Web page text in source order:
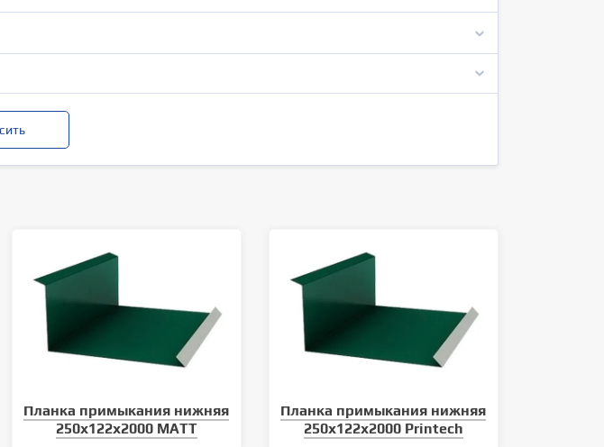
Планка примыкания нижняя
250х122х2000 MATT
Планка примыкания нижняя
250х122х2000 Printech